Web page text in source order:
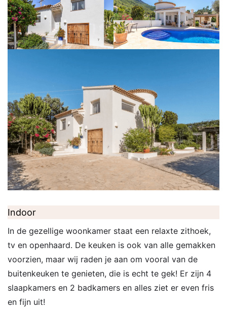
Indoor
In de gezellige woonkamer staat een relaxte zithoek,
tv en openhaard. De keuken is ook van alle gemakken
voorzien, maar wij raden je aan om vooral van de
buitenkeuken te genieten, die is echt te gek! Er zijn 4
slaapkamers en 2 badkamers en alles ziet er even fris
en fijn uit!